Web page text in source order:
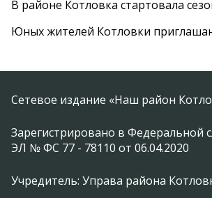
В районе Котловка стартовала
Юных жителей Котловки
Сетевое издание «Наш район
Зарегистрировано в Федеральной
ЭЛ № ФС 77 - 78110 от 06.04.2020
Учредитель: Управа района